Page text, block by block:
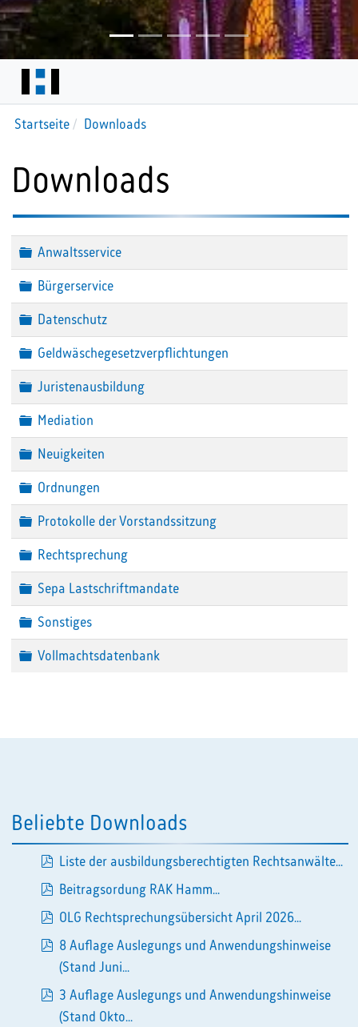
Startseite Downloads
Downloads
Ordner
Anwaltsservice
Ordner
Bürgerservice
Ordner
Datenschutz
Ordner
Geldwäschegesetzverpflichtungen
Ordner
Juristenausbildung
Ordner
Mediation
Ordner
Neuigkeiten
Ordner
Ordnungen
Ordner
Protokolle der Vorstandssitzung
Ordner
Rechtsprechung
Ordner
Sepa Lastschriftmandate
Ordner
Sonstiges
Ordner
Vollmachtsdatenbank
Beliebte Downloads
pdf
Liste der ausbildungsberechtigten Rechtsanwälte...
pdf
Beitragsordung RAK Hamm...
pdf
OLG Rechtsprechungsübersicht April 2026...
pdf
8 Auflage Auslegungs und Anwendungshinweise
(Stand Juni...
pdf
3 Auflage Auslegungs und Anwendungshinweise
(Stand Okto...